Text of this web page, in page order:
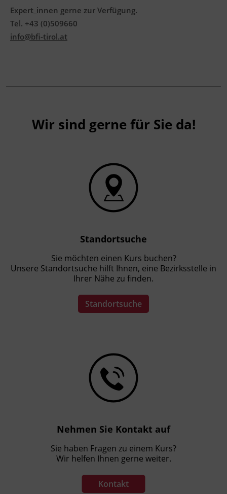
Expert_innen gerne zur Verfügung.
Tel. +43 (0)509660
info@bfi-tirol.at
Wir sind gerne für Sie da!
Standortsuche
Sie möchten einen Kurs buchen?
Unsere Standortsuche hilft Ihnen, eine Bezirksstelle in
Ihrer Nähe zu finden.
Standortsuche
Nehmen Sie Kontakt auf
Sie haben Fragen zu einem Kurs?
Wir helfen Ihnen gerne weiter.
Kontakt